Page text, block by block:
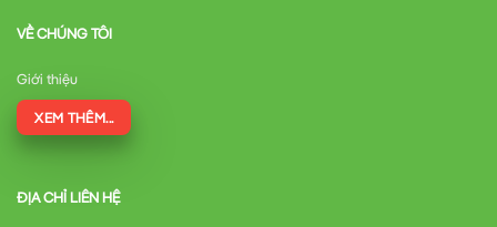
VỀ CHÚNG TÔI
Giới thiệu
XEM THÊM...
ĐỊA CHỈ LIÊN HỆ